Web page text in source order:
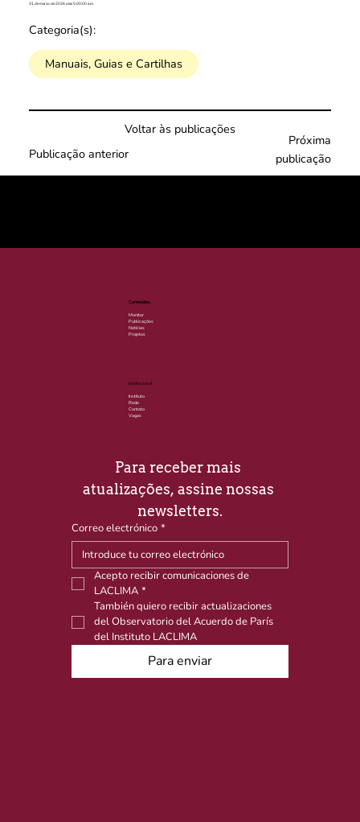
31 de marzo de 2026 a las 5:00:00 a.m.
Categoria(s):
Manuais, Guias e Cartilhas
Voltar às publicações
Publicação anterior
Próxima
publicação
Conteúdos
Monitor
Publicações
Notícias
Projetos
Institucional
Instituto
Rede
Contato
Vagas
Para receber mais
atualizações, assine nossas
newsletters.
Correo electrónico *
Acepto recibir comunicaciones de
LACLIMA *
También quiero recibir actualizaciones
del Observatorio del Acuerdo de París
del Instituto LACLIMA
Para enviar